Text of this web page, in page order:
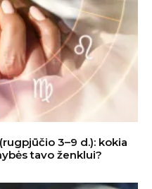
3–9 d.): kokia
tavo ženklui?